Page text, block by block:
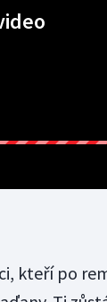
kteří po